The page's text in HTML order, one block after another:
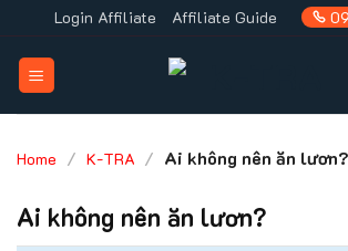
to
content
Login Affiliate Affiliate Guide
Home / K-TRA / Ai không nên ăn lươn?
Ai không nên ăn lươn?